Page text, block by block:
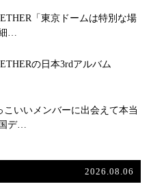
「東京ドームは特別な場
…
の日本3rdアルバム
いいメンバーに出会えて本当
デ…
2026.08.06